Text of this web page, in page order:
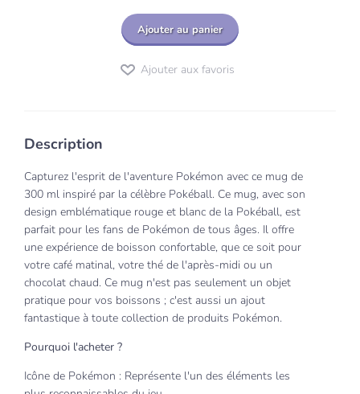
Ajouter au panier
Ajouter aux favoris
Description
Capturez l'esprit de l'aventure Pokémon avec ce mug de
300 ml inspiré par la célèbre Pokéball. Ce mug, avec son
design emblématique rouge et blanc de la Pokéball, est
parfait pour les fans de Pokémon de tous âges. Il offre
une expérience de boisson confortable, que ce soit pour
votre café matinal, votre thé de l'après-midi ou un
chocolat chaud. Ce mug n'est pas seulement un objet
pratique pour vos boissons ; c'est aussi un ajout
fantastique à toute collection de produits Pokémon.
Pourquoi l'acheter ?
Icône de Pokémon : Représente l'un des éléments les